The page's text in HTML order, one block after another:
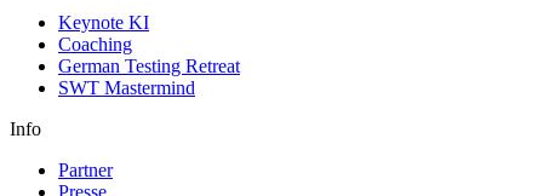
Keynote KI
Coaching
German Testing Retreat
SWT Mastermind
Info
Partner
Presse